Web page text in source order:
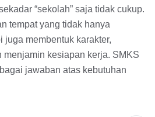
“sekolah” saja tidak cukup.
tempat yang tidak hanya
juga membentuk karakter,
menjamin kesiapan kerja. SMKS
jawaban atas kebutuhan